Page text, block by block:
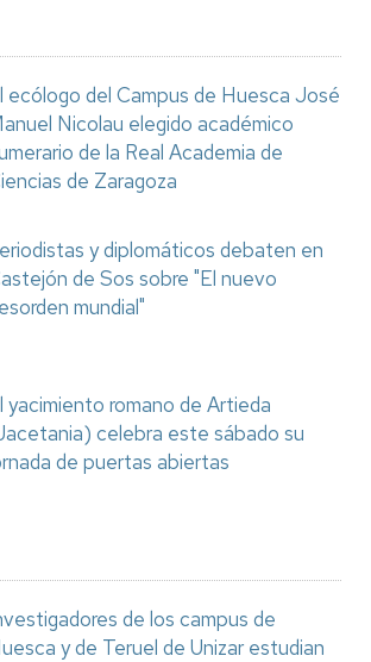
ecólogo del Campus de Huesca José
Nicolau elegido académico
de la Real Academia de
de Zaragoza
y diplomáticos debaten en
de Sos sobre "El nuevo
mundial"
yacimiento romano de Artieda
celebra este sábado su
de puertas abiertas
de los campus de
y de Teruel de Unizar estudian